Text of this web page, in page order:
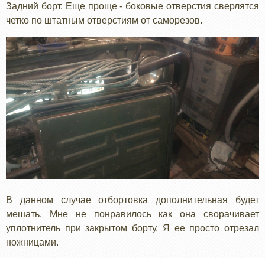
Задний борт. Еще проще - боковые отверстия сверлятся
четко по штатным отверстиям от саморезов.
В данном случае отбортовка дополнительная будет
мешать. Мне не понравилось как она сворачивает
уплотнитель при закрытом борту. Я ее просто отрезал
ножницами.